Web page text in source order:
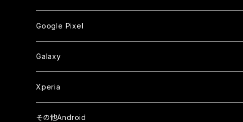
セラミックフィルム
セラミックフィルム
ガラスフィルム
セラミックフィルム
iPhoneXSMax
ガラスフィルム
セラミックフィルム
ケース
ガラスフィルム
ケース
ガラスフィルム
セラミックフィルム
iPhone7
ガラスフィルム
セラミックフィルム
iPhone6s
ガラスフィルム
ケース・カバー
iPhone6
ガラスフィルム
iPhone6Plus
ガラスフィルム
ケース
iPhone6sPlus
ガラスフィルム
ケース
iPhone7Plus
ガラスフィルム
iPhone8Plus
Google Pixel
ガラスフィルム
セラミックフィルム
ケース
Galaxy
ガラスフィルム
セラミックフィルム
Xperia
ガラスフィルム
その他Android